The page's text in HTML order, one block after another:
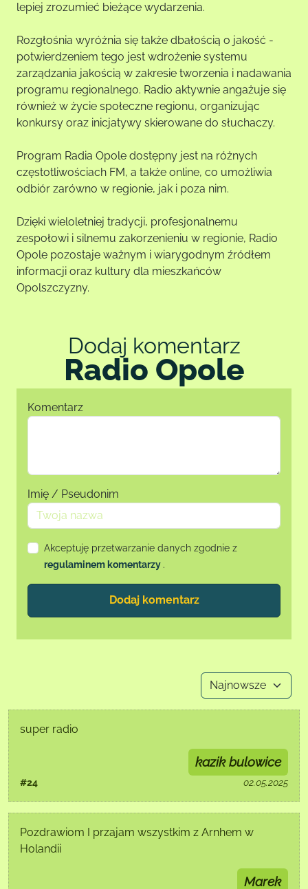
lepiej zrozumieć bieżące wydarzenia.
Rozgłośnia wyróżnia się także dbałością o jakość -
potwierdzeniem tego jest wdrożenie systemu
zarządzania jakością w zakresie tworzenia i nadawania
programu regionalnego. Radio aktywnie angażuje się
również w życie społeczne regionu, organizując
konkursy oraz inicjatywy skierowane do słuchaczy.
Program Radia Opole dostępny jest na różnych
częstotliwościach FM, a także online, co umożliwia
odbiór zarówno w regionie, jak i poza nim.
Dzięki wieloletniej tradycji, profesjonalnemu
zespołowi i silnemu zakorzenieniu w regionie, Radio
Opole pozostaje ważnym i wiarygodnym źródłem
informacji oraz kultury dla mieszkańców
Opolszczyzny.
Dodaj komentarz
Radio Opole
Komentarz
Imię / Pseudonim
Akceptuję przetwarzanie danych zgodnie z
regulaminem komentarzy .
Dodaj komentarz
super radio
#24
kazik bulowice
02.05.2025
Pozdrawiom I przajam wszystkim z Arnhem w
Holandii
Marek